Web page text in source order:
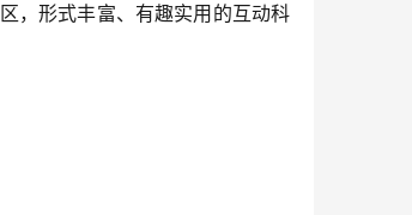
，形式丰富、有趣实用的互动科